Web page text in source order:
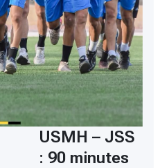
USMH – JSS
: 90 minutes